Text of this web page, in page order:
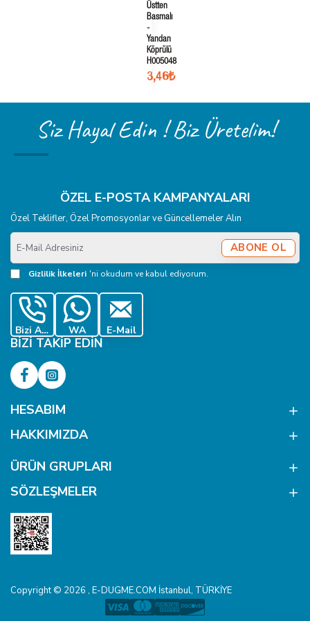
Üstten
Basmalı
-
Yandan
Köprülü
H005048
3,46₺
Siz Hayal Edin ! Biz Üretelim!
ÖZEL E-POSTA KAMPANYALARI
Özel Teklifler, Özel Promosyonlar ve Güncellemeler Alın
E-
Mail
Adresiniz
ABONE OL
Gizlilik İlkeleri 'ni okudum ve kabul ediyorum.
Bizi Ara WA E-Mail
BIZI TAKIP EDIN
HESABIM
HAKKIMIZDA
ÜRÜN GRUPLARI
SÖZLEŞMELER
Copyright © 2026 , E-DUGME.COM İstanbul, TÜRKİYE